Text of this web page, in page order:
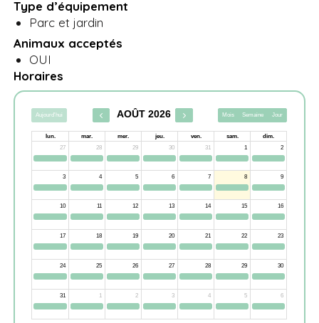
Type d’équipement
Parc et jardin
Animaux acceptés
OUI
Horaires